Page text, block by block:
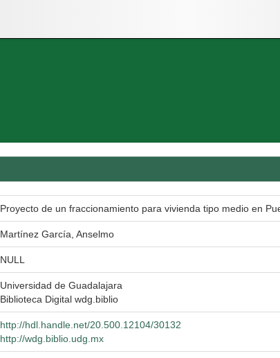
Proyecto de un fraccionamiento para vivienda tipo medio en
Martínez García, Anselmo
NULL
Universidad de Guadalajara
Biblioteca Digital wdg.biblio
http://hdl.handle.net/20.500.12104/30132
http://wdg.biblio.udg.mx